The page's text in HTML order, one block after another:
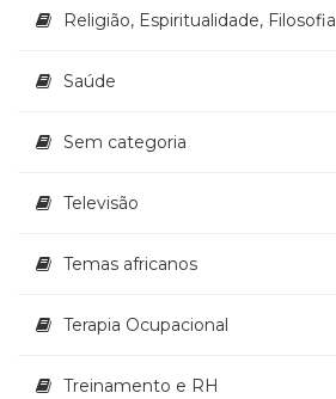
Religião, Espiritualidade, Filosofia
Saúde
Sem categoria
Televisão
Temas africanos
Terapia Ocupacional
Treinamento e RH